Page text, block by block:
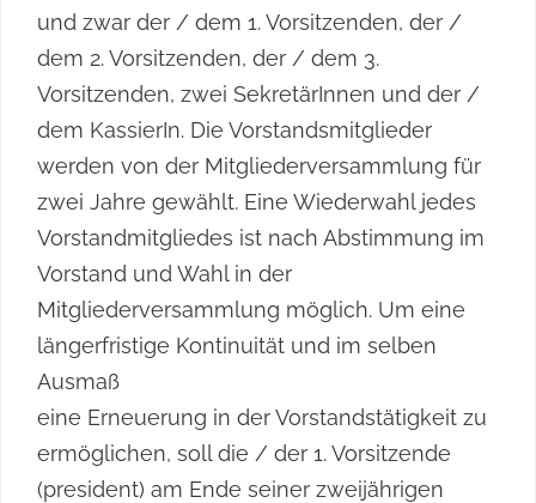
und zwar der / dem 1. Vorsitzenden, der /
dem 2. Vorsitzenden, der / dem 3.
Vorsitzenden, zwei SekretärInnen und der /
dem KassierIn. Die Vorstandsmitglieder
werden von der Mitgliederversammlung für
zwei Jahre gewählt. Eine Wiederwahl jedes
Vorstandmitgliedes ist nach Abstimmung im
Vorstand und Wahl in der
Mitgliederversammlung möglich. Um eine
längerfristige Kontinuität und im selben
Ausmaß
eine Erneuerung in der Vorstandstätigkeit zu
ermöglichen, soll die / der 1. Vorsitzende
(president) am Ende seiner zweijährigen